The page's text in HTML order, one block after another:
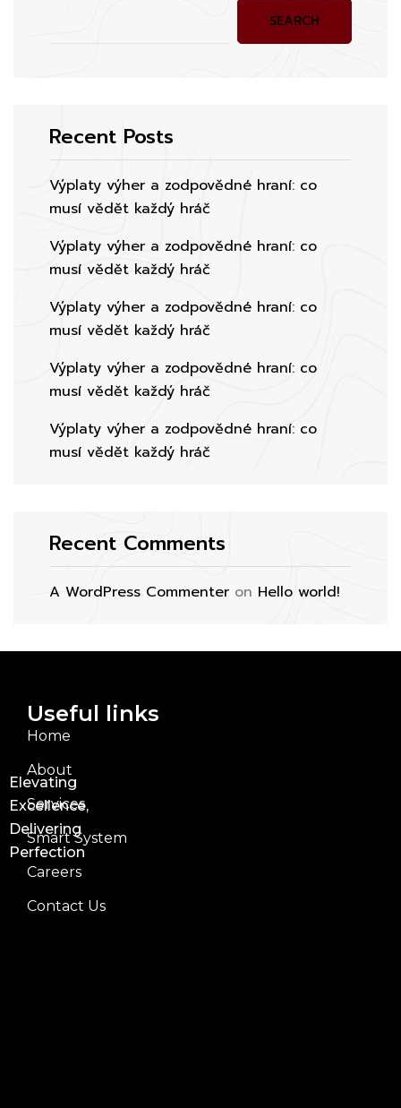
SEARCH
Recent Posts
Výplaty výher a zodpovědné hraní: co
musí vědět každý hráč
Výplaty výher a zodpovědné hraní: co
musí vědět každý hráč
Výplaty výher a zodpovědné hraní: co
musí vědět každý hráč
Výplaty výher a zodpovědné hraní: co
musí vědět každý hráč
Výplaty výher a zodpovědné hraní: co
musí vědět každý hráč
Recent Comments
A WordPress Commenter on Hello world!
Elevating
Excellence,
Delivering
Perfection
Useful links
Home
About
Services
Smart System
Careers
Contact Us